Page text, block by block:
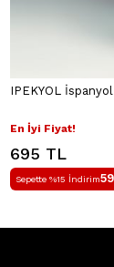
IPEKYOL
En İyi Fiyat!
695 TL
Sepette %15 İndirim